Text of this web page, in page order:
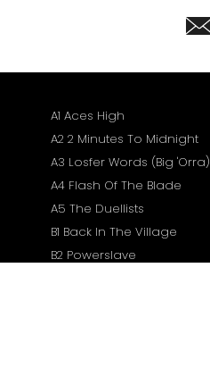
A1 Aces High
A2 2 Minutes To Midnight
A3 Losfer Words (Big 'Orra)
A4 Flash Of The Blade
A5 The Duellists
B1 Back In The Village
B2 Powerslave